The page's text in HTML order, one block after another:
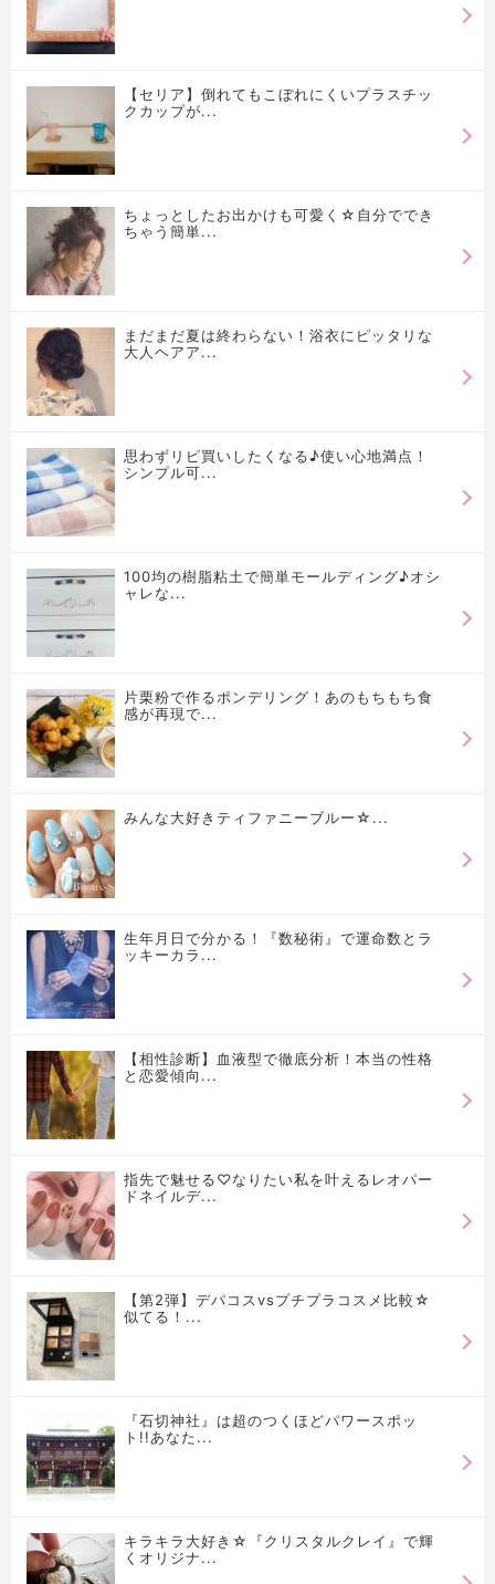
【セリア】倒れてもこぼれにくいプラスチッ
クカップが...
ちょっとしたお出かけも可愛く☆自分ででき
ちゃう簡単...
まだまだ夏は終わらない！浴衣にピッタリな
大人ヘアア...
思わずリピ買いしたくなる♪使い心地満点！
シンプル可...
100均の樹脂粘土で簡単モールディング♪オシ
ャレな...
片栗粉で作るポンデリング！あのもちもち食
感が再現で...
みんな大好きティファニーブルー☆...
生年月日で分かる！『数秘術』で運命数とラ
ッキーカラ...
【相性診断】血液型で徹底分析！本当の性格
と恋愛傾向...
指先で魅せる♡なりたい私を叶えるレオパー
ドネイルデ...
【第2弾】デパコスvsプチプラコスメ比較☆
似てる！...
『石切神社』は超のつくほどパワースポッ
ト!!あなた...
キラキラ大好き☆『クリスタルクレイ』で輝
くオリジナ...